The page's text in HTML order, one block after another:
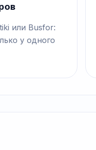
или Busfor:
у одного